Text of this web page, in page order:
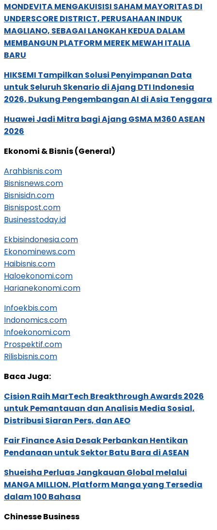
MONDEVITA MENGAKUISISI SAHAM MAYORITAS DI
UNDERSCORE DISTRICT, PERUSAHAAN INDUK
MAGLIANO, SEBAGAI LANGKAH KEDUA DALAM
MEMBANGUN PLATFORM MEREK MEWAH ITALIA
BARU
HIKSEMI Tampilkan Solusi Penyimpanan Data
untuk Seluruh Skenario di Ajang DTI Indonesia
2026, Dukung Pengembangan AI di Asia Tenggara
Huawei Jadi Mitra bagi Ajang GSMA M360 ASEAN
2026
Ekonomi & Bisnis (General)
Arahbisnis.com
Bisnisnews.com
Bisnisidn.com
Bisnispost.com
Businesstoday.id
Ekbisindonesia.com
Ekonominews.com
Haibisnis.com
Haloekonomi.com
Harianekonomi.com
Infoekbis.com
Indonomics.com
Infoekonomi.com
Prospektif.com
Rilisbisnis.com
Baca Juga:
Cision Raih MarTech Breakthrough Awards 2026
untuk Pemantauan dan Analisis Media Sosial,
Distribusi Siaran Pers, dan AEO
Fair Finance Asia Desak Perbankan Hentikan
Pendanaan untuk Sektor Batu Bara di ASEAN
Shueisha Perluas Jangkauan Global melalui
MANGA MILLION, Platform Manga yang Tersedia
dalam 100 Bahasa
Chinesse Business